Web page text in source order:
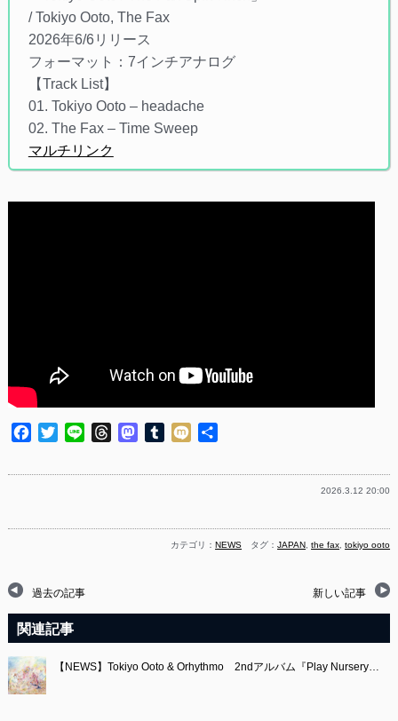
/ Tokiyo Ooto, The Fax
2026年6/6リリース
フォーマット：7インチアナログ
【Track List】
01. Tokiyo Ooto – headache
02. The Fax – Time Sweep
マルチリンク
Facebook
TwitterLine ThreadsMastodon
Tumblr
Mixi
2026.3.12 20:00
カテゴリ：NEWS タグ：JAPAN ,the fax ,tokiyo ooto
過去の記事 新しい記事
関連記事
【NEWS】Tokiyo Ooto & Orhythmo 2ndアルバム『Play Nursery…